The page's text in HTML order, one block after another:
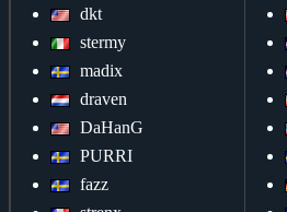
dkt
stermy
madix
draven
DaHanG
PURRI
fazz